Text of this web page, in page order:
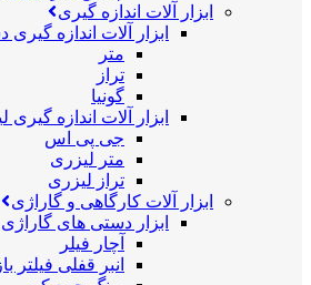
ابزار آلات اندازه گیری
ابزار آلات اندازه
متر
تراز
گونیا
ابزار آلات اندازه گیری
جی پی اس
متر لیزری
تراز لیزری
ابزار آلات کارگاهی و گاراژی
ابزار دستی های گاراژی
آچار فیلر
انبر قفلی فیلتر